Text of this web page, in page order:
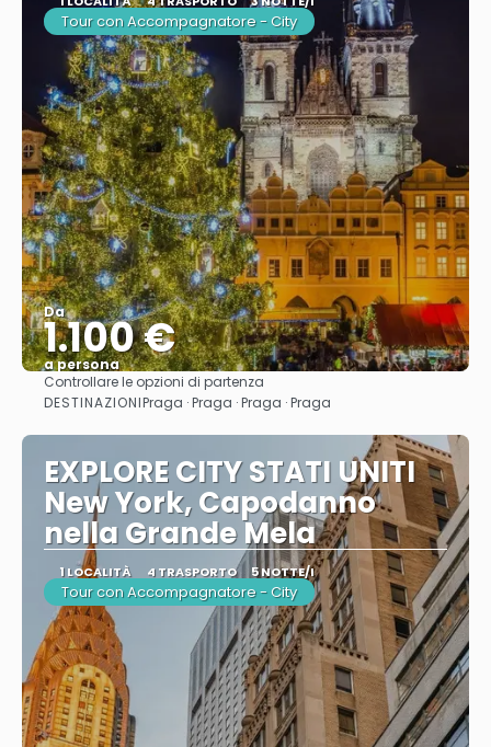
Tour con Accompagnatore - City
Da
1.100 €
a persona
Vedere
Controllare le opzioni di partenza
DESTINAZIONIPraga · Praga · Praga · Praga
EXPLORE CITY STATI UNITI
New York, Capodanno
nella Grande Mela
1 LOCALITÀ 4 TRASPORTO 5 NOTTE/I
Tour con Accompagnatore - City